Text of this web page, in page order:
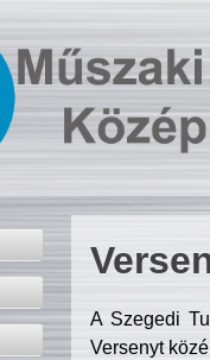
A Szegedi
Versenyt